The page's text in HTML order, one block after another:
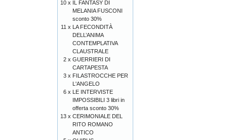
10 x IL FANTASY DI
MELANIA FUSCONI
sconto 30%
11 x LA FECONDITÀ
DELL’ANIMA
CONTEMPLATIVA
CLAUSTRALE
2 x GUERRIERI DI
CARTAPESTA
3 x FILASTROCCHE PER
L'ANGELO
6 x LE INTERVISTE
IMPOSSIBILI 3 libri in
offerta sconto 30%
13 x CERIMONIALE DEL
RITO ROMANO
ANTICO